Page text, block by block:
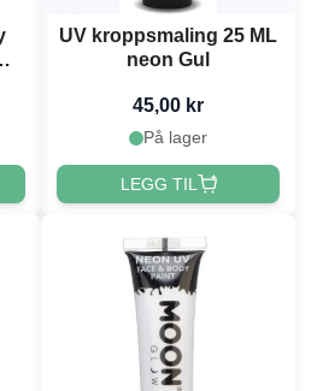
UV kroppsmaling 25 ML
neon Gul
45,00 kr
På lager
LEGG TIL